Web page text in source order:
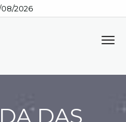
08/2026
DAS